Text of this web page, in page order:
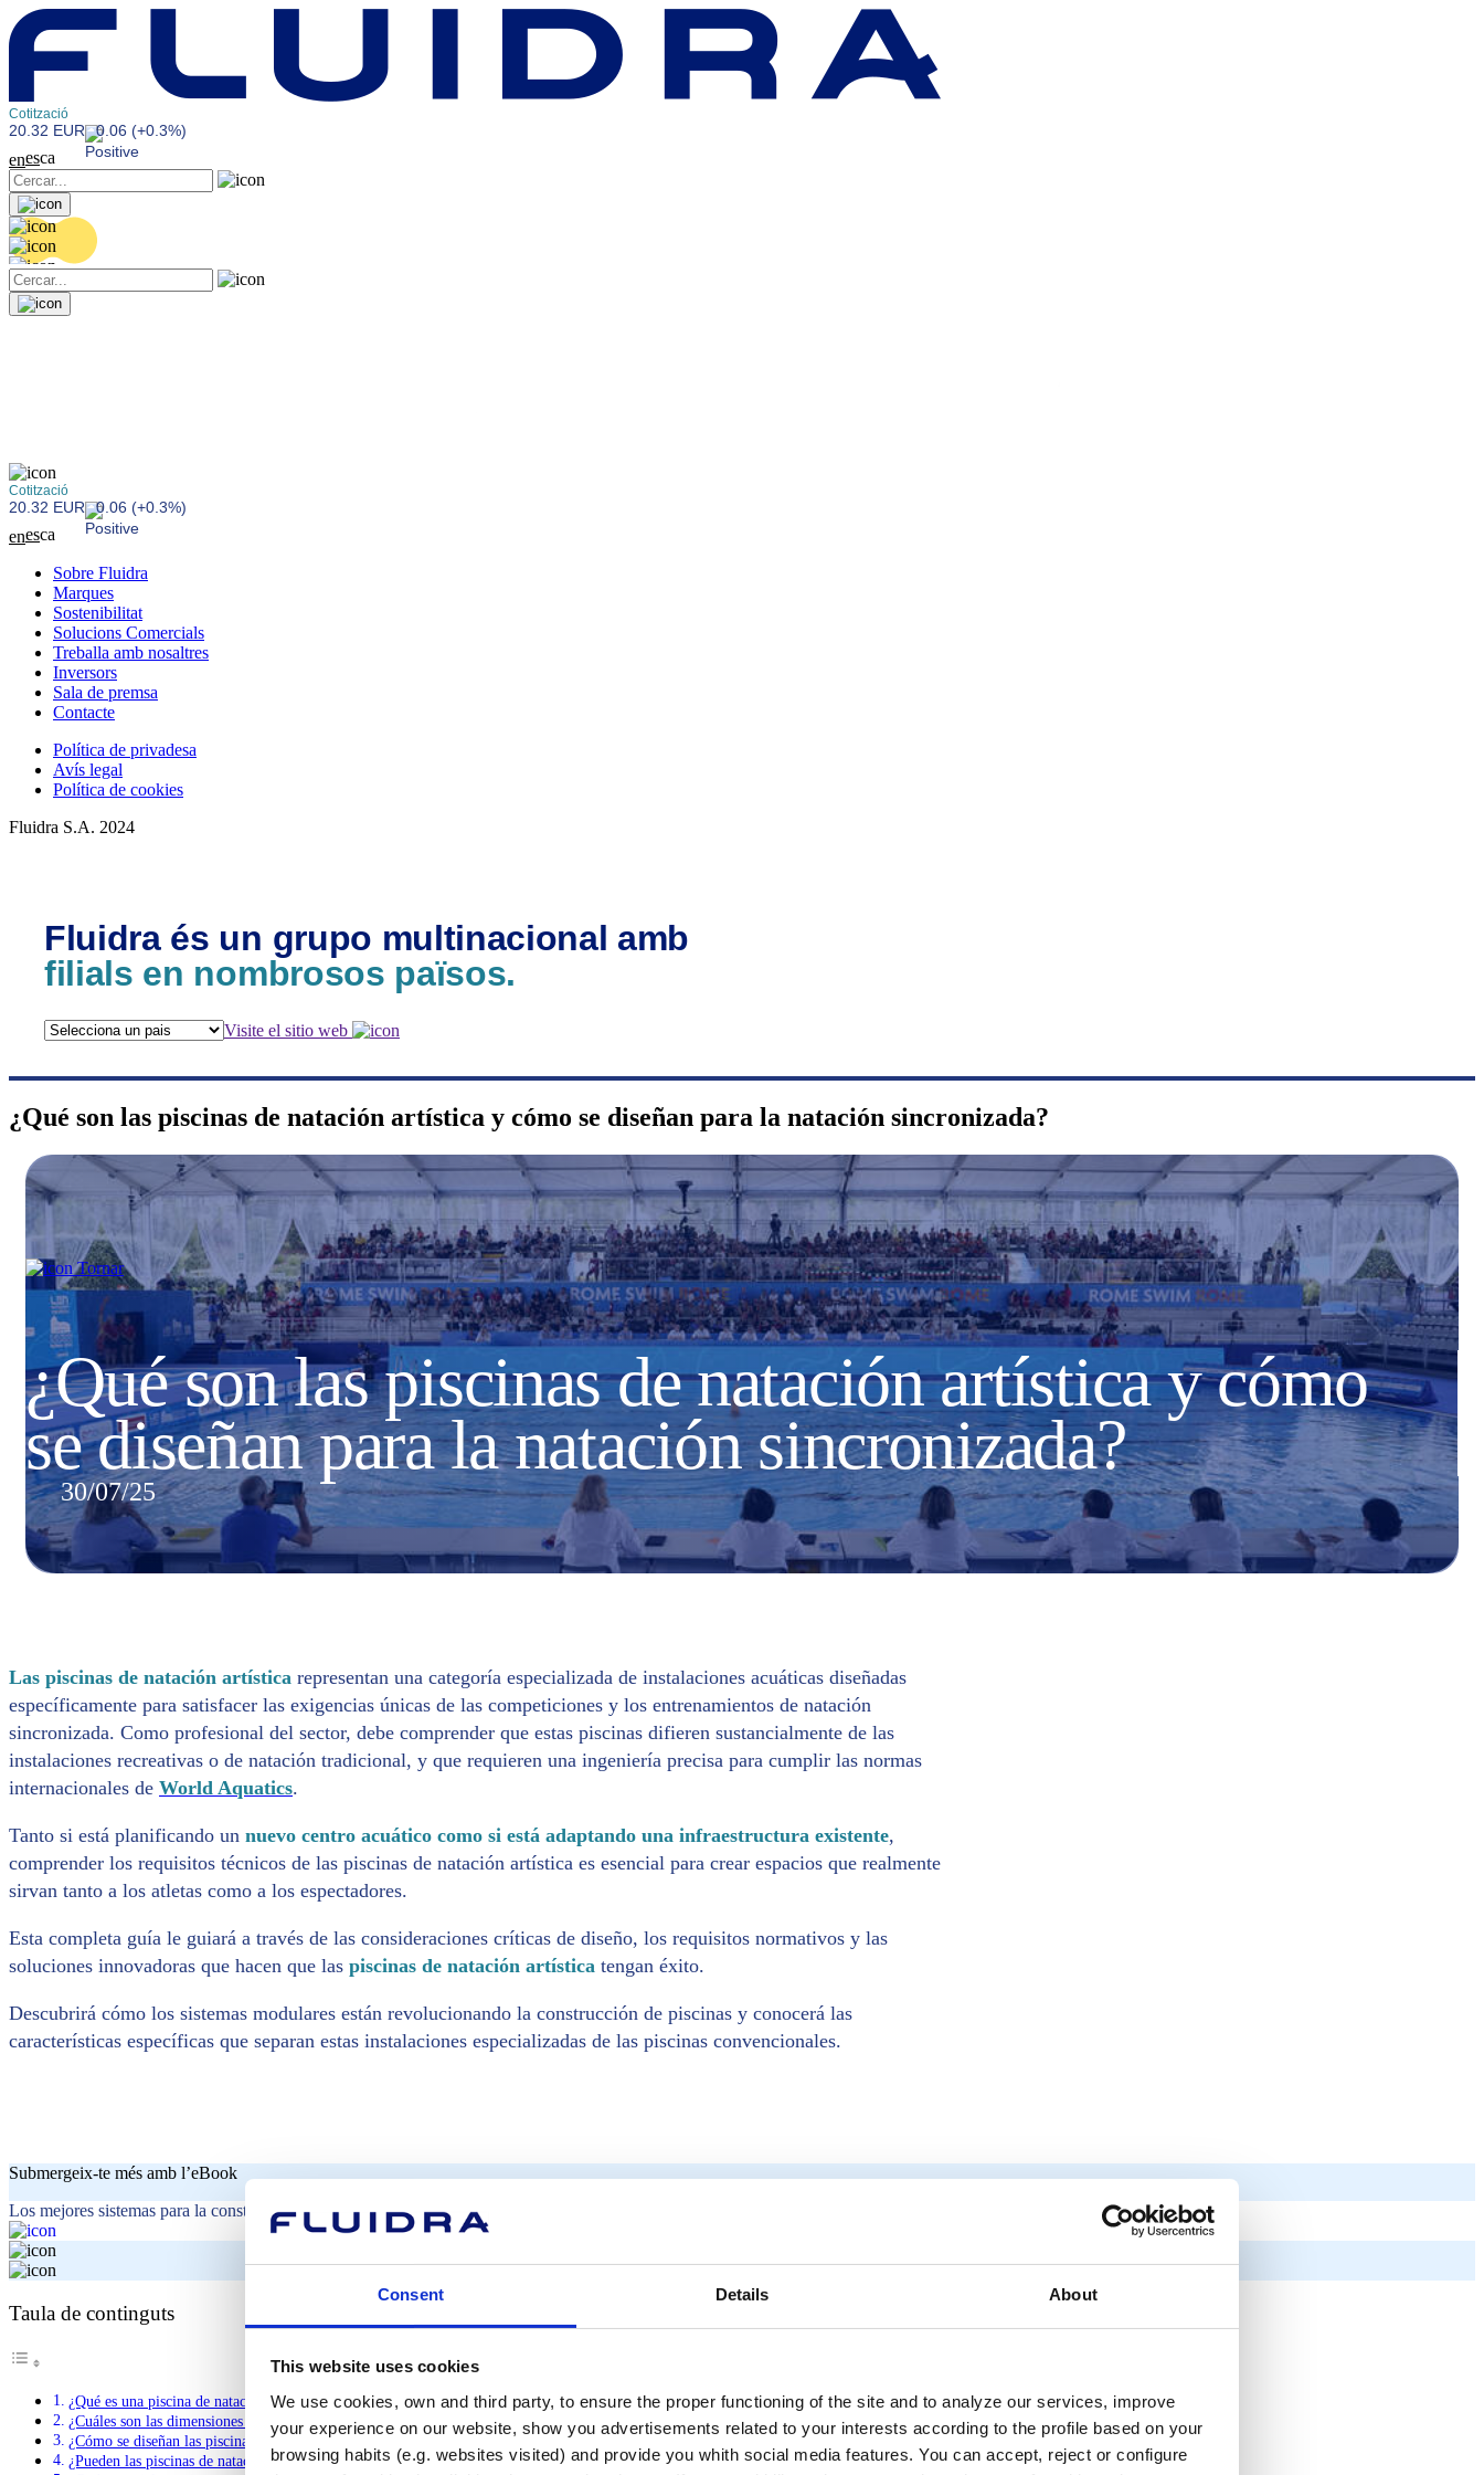
Consent Details About
This website uses cookies
We use cookies, own and third party, to ensure the proper functioning of the site and to analyze our services, improve
your experience on our website, show you advertisements related to your interests according to the profile based on your
browsing habits (e.g. websites visited) and provide you whith social media features. You can accept, reject or configure
Cotització
20.32 EUR 0.06 (+0.3%)
enesca
Cotització
20.32 EUR 0.06 (+0.3%)
enesca
Sobre Fluidra
Marques
Sostenibilitat
Solucions Comercials
Treballa amb nosaltres
Inversors
Sala de premsa
Contacte
Política de privadesa
Avís legal
Política de cookies
Fluidra S.A. 2024
Fluidra és un grupo multinacional amb
filials en nombrosos països.
Visite el sitio web
¿Qué son las piscinas de natación artística y cómo se diseñan para la natación sincronizada?
Tornar
¿Qué son las piscinas de natación artística y cómo
se diseñan para la natación sincronizada?
30/07/25
Las piscinas de natación artística representan una categoría especializada de instalaciones acuáticas diseñadas
específicamente para satisfacer las exigencias únicas de las competiciones y los entrenamientos de natación
sincronizada. Como profesional del sector, debe comprender que estas piscinas difieren sustancialmente de las
instalaciones recreativas o de natación tradicional, y que requieren una ingeniería precisa para cumplir las normas
internacionales de World Aquatics.
Tanto si está planificando un nuevo centro acuático como si está adaptando una infraestructura existente,
comprender los requisitos técnicos de las piscinas de natación artística es esencial para crear espacios que realmente
sirvan tanto a los atletas como a los espectadores.
Esta completa guía le guiará a través de las consideraciones críticas de diseño, los requisitos normativos y las
soluciones innovadoras que hacen que las piscinas de natación artística tengan éxito.
Descubrirá cómo los sistemas modulares están revolucionando la construcción de piscinas y conocerá las
características específicas que separan estas instalaciones especializadas de las piscinas convencionales.
Submergeix-te més amb l’eBook
Los mejores sistemas para la construcción de piscinas de competición y clubes deportivos
Taula de continguts
¿Qué es una piscina de natación artística y en qué se diferencia de las piscinas tradicionales?
¿Cuáles son las dimensiones y normas oficiales de las piscinas de natación artística?
¿Cómo se diseñan las piscinas de natación artística para favorecer el rendimiento atlético?
¿Pueden las piscinas de natación artística ser estructuras temporales?